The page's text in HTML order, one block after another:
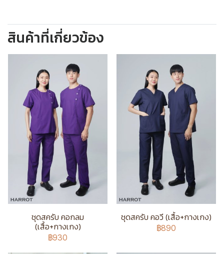
สินค้าที่เกี่ยวข้อง
ชุดสครับ คอกลม
(เสื้อ+กางเกง)
฿930
ชุดสครับ คอวี (เสื้อ+กางเกง)
฿890